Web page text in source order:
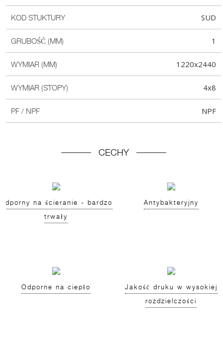
KOD STUKTURY SUD
GRUBOŚĆ (MM) 1
WYMIAR (MM) 1220x2440
WYMIAR (STOPY) 4x8
PF / NPF NPF
CECHY
Odporny na ścieranie - bardzo
trwały
Antybakteryjny
Odporne na ciepło
Jakość druku w wysokiej
rozdzielczości